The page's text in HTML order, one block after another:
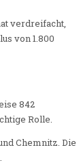
verdreifacht,
von 1.800
842
Rolle.
Chemnitz. Die